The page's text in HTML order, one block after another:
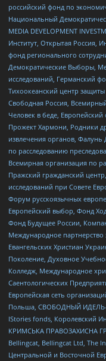
российский фонд по
Национальный
MEDIA DEVELOPMENT
Институт, Открытая Россия,
фонд регионального
Демократические Выборы,
исследований, Германский
Тихоокеанский центр
Свободная Россия,
Человек в беде,
Прожект Хармони, Родники
извлечения органов,
по расследованию
Всемирная организация по
Пражский гражданский
исследований при Совете
Форум русскоязычных
Европейский выбор, Фонд
Фонд Будущее России,
Международное
Евангельских Христиан
Поколение, Духовное
Колледж, Международное
Саентологических
Европейская сеть
Польша, СВОБОДНЫЙ ИДЕЛЬ-
IStories fonds, Королевский
КРИМСЬКА ПРАВОЗАХИСНА
Bellingcat, Bellingcat Ltd, The
Центральной и Восточной